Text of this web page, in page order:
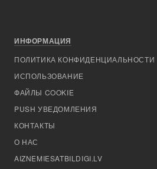
ИНФОРМАЦИЯ
ПОЛИТИКА КОНФИДЕНЦИАЛЬНОСТИ
ИСПОЛЬЗОВАНИЕ
ФАЙЛЫ COOKIE
PUSH УВЕДОМЛЕНИЯ
КОНТАКТЫ
О НАС
AIZNEMIESATBILDIGI.LV